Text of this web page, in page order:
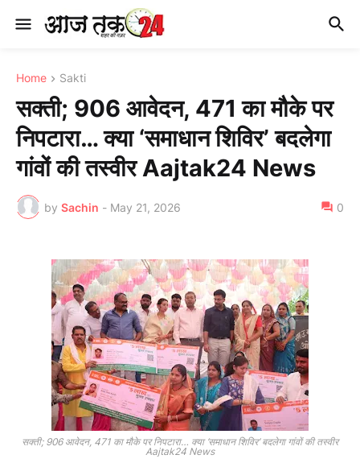
Home Sakti
सक्ती; 906 आवेदन, 471 का मौके पर
निपटारा… क्या ‘समाधान शिविर’ बदलेगा
गांवों की तस्वीर Aajtak24 News
by Sachin - May 21, 2026 0
सक्ती; 906 आवेदन, 471 का मौके पर निपटारा… क्या ‘समाधान शिविर’ बदलेगा गांवों की तस्वीर
Aajtak24 News